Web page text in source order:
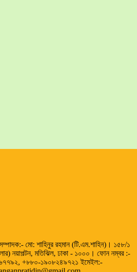
মো: শাহিনুর রহমান (টি.এম.শাহিন)। ১৫৮/১
নয়াপল্টন, মতিঝিল, ঢাকা - ১০০০। ফোন নম্বর :-
+৮৮০-১৯০৮২৪৯৭২১ ইমেইল:-